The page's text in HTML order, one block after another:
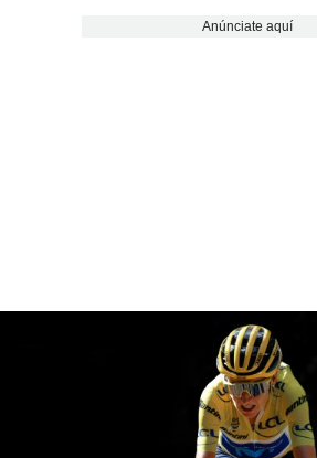
Anúnciate aquí